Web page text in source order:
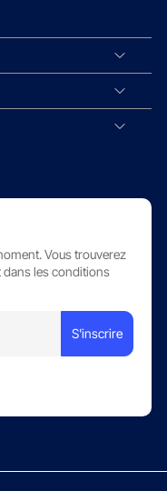
Vous trouverez
les conditions
S'inscrire